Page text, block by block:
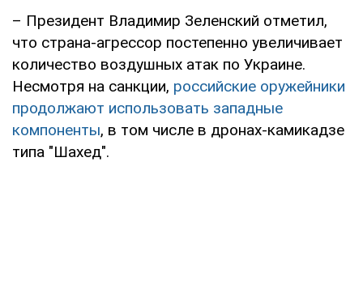
– Президент Владимир Зеленский отметил,
что страна-агрессор постепенно увеличивает
количество воздушных атак по Украине.
Несмотря на санкции, российские оружейники
продолжают использовать западные
компоненты, в том числе в дронах-камикадзе
типа "Шахед".